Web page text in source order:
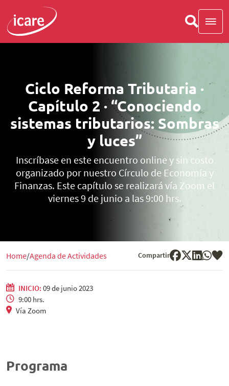
Ciclo Reforma Tributaria ·
Capítulo 2 · “Conociendo
sistemas tributarios: Sombras
y luces”
Inscríbase en este encuentro online y sin costo
organizado por nuestro Círculo de Economía y
Finanzas. Este capítulo se realizará vía Zoom el
viernes 9 de junio a las 9:00 hrs.
Home Agenda de Actividades Compartir
INICIO: 09 de junio 2023
9:00 hrs.
Vía Zoom
Programa